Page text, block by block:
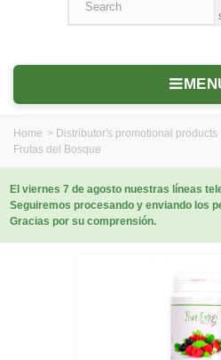
Home > Distributor's promotional products
Frutas del Bosque
El viernes 7 de agosto nuestras líneas
Seguiremos procesando y enviando los
Gracias por su comprensión.